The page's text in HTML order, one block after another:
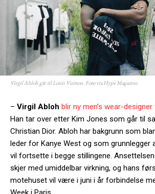
Virgil Abloh går til Louis Vuitton. Foto via Hype Magazine.
– Virgil Abloh blir ny men’s wear-
Han tar over etter Kim Jones som går til
Christian Dior. Abloh har bakgrunn som
leder for Kanye West og som grunnlegger
vil fortsette i begge stillingene.
skjer med umiddelbar virkning, og hans
motehuset vil være i juni i år forbindelse